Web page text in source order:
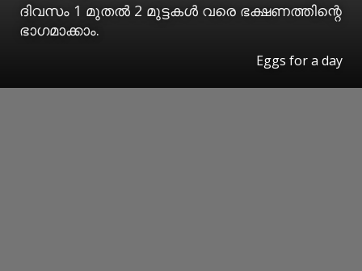
ദിവസം 1 മുതൽ 2 മുട്ടകൾ വരെ ഭക്ഷണത്തിന്റെ
ഭാഗമാക്കാം.
Eggs for a day